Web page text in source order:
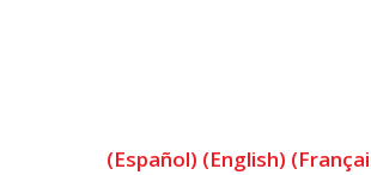
(Español) (English) (